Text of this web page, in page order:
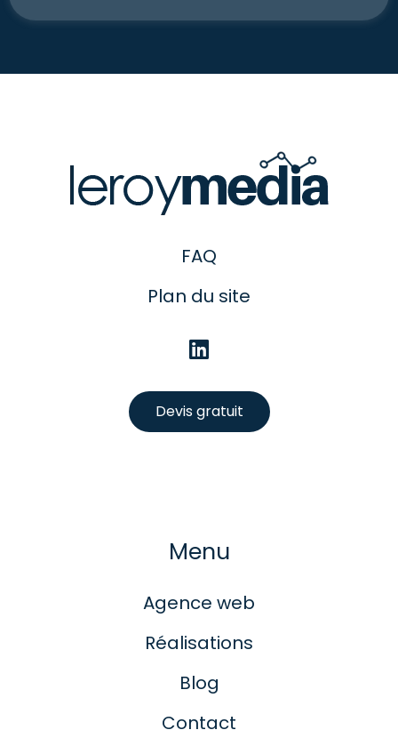
FAQ
Plan du site
Devis gratuit
Menu
Agence web
Réalisations
Blog
Contact